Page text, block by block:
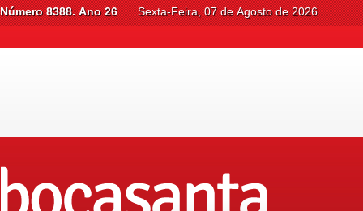
Número 8388. Ano 26 Sexta-Feira, 07 de Agosto de 2026